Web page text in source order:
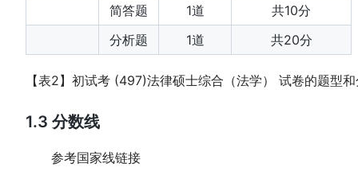
简答题
1道
共10分
分析题
1道 共20分
【表2】初试考 (497)法律硕士综合（法学） 试卷的题型
1.3 分数线
参考国家线链接